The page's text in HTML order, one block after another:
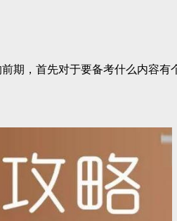
，首先对于要备考什么内容有